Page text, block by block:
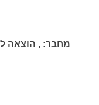
מחבר: , הוצאה